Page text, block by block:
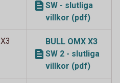
SW - slutliga
villkor (pdf)
BULL OMX X3
SW 2 - slutliga
villkor (pdf)